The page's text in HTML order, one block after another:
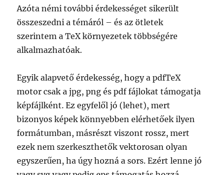
Azóta némi további érdekességet sikerült
összeszedni a témáról – és az ötletek
szerintem a TeX környezetek többségére
alkalmazhatóak.
Egyik alapvető érdekesség, hogy a pdfTeX
motor csak a jpg, png és pdf fájlokat támogatja
képfájlként. Ez egyfelől jó (lehet), mert
bizonyos képek könnyebben elérhetőek ilyen
formátumban, másrészt viszont rossz, mert
ezek nem szerkeszthetők vektorosan olyan
egyszerűen, ha úgy hozná a sors. Ezért lenne jó